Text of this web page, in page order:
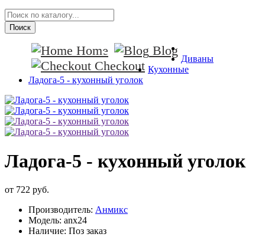
Поиск
Home
Blog
Checkout
Диваны
Кухонные
Ладога-5 - кухонный уголок
Ладога-5 - кухонный уголок
от 722 руб.
Производитель: Анмикс
Модель: anx24
Наличие: Поз заказ